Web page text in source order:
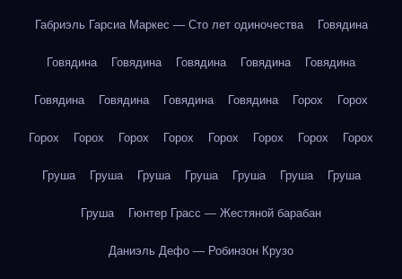
Габриэль Гарсиа Маркес — Сто лет одиночества Говядина
Говядина Говядина Говядина Говядина Говядина
Говядина Говядина Говядина Говядина Горох Горох
Горох Горох Горох Горох Горох Горох Горох Горох
Груша Груша Груша Груша Груша Груша Груша
Груша Гюнтер Грасс — Жестяной барабан
Даниэль Дефо — Робинзон Крузо